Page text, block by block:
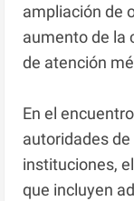
ampliación de
aumento de la
de atención
En el
autoridades de
instituciones,
que incluyen